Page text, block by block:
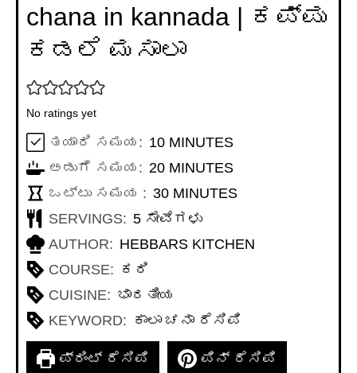
chana in kannada | ಕಪ್ಪು
ಕಡಲೆ ಮಸಾಲಾ
No ratings yet
ತಯಾರಿ ಸಮಯ: 10MINUTES
MINUTES
ಅಡುಗೆ ಸಮಯ: 20MINUTES
MINUTES
ಒಟ್ಟು ಸಮಯ : 30MINUTES
MINUTES
SERVINGS: 5 ಸೇವೆಗಳು
AUTHOR: HEBBARS KITCHEN
COURSE: ಕರಿ
CUISINE: ಭಾರತೀಯ
KEYWORD: ಕಾಲಾ ಚನಾ ರೆಸಿಪಿ
ಪ್ರಿಂಟ್ ರೆಸಿಪಿ ಪಿನ್ ರೆಸಿಪಿ